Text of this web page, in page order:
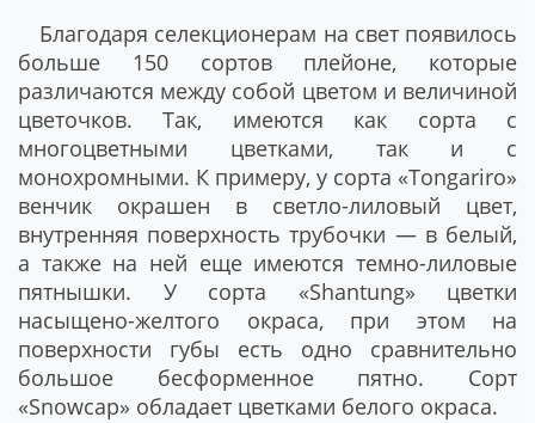
Благодаря селекционерам на свет появилось
больше 150 сортов плейоне, которые
различаются между собой цветом и величиной
цветочков. Так, имеются как сорта с
многоцветными цветками, так и с
монохромными. К примеру, у сорта «Tongariro»
венчик окрашен в светло-лиловый цвет,
внутренняя поверхность трубочки ― в белый,
а также на ней еще имеются темно-лиловые
пятнышки. У сорта «Shantung» цветки
насыщено-желтого окраса, при этом на
поверхности губы есть одно сравнительно
большое бесформенное пятно. Сорт
«Snowcap» обладает цветками белого окраса.